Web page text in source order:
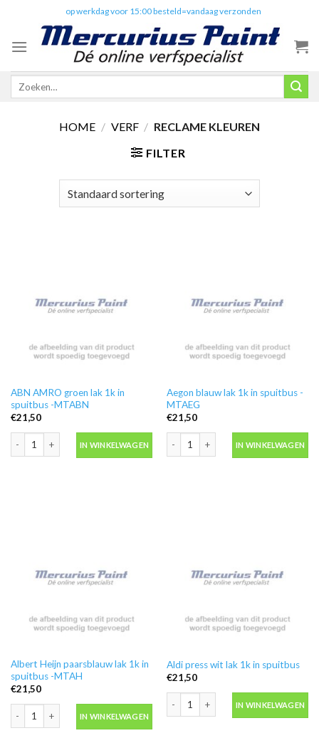
content
op werkdag voor 15:00 besteld=vandaag verzonden
Zoeken
HOME / VERF / RECLAME KLEUREN
FILTER
ABN AMRO groen lak 1k in
spuitbus -MTABN
€21,50
IN WINKELWAGEN
Aegon blauw lak 1k in spuitbus -
MTAEG
€21,50
IN WINKELWAGEN
Albert Heijn paarsblauw lak 1k in
spuitbus -MTAH
€21,50
Albert Heijn paarsblauw lak 1k in spuitbus -MTAH aantal
IN WINKELWAGEN
Aldi press wit lak 1k in spuitbus
€21,50
Aldi press wit lak 1k in spuitbus aantal
IN WINKELWAGEN